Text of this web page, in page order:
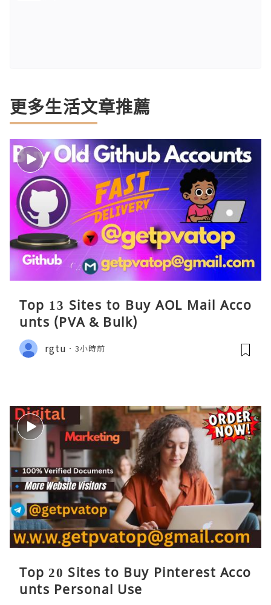
更多生活文章推薦
Top 13 Sites to Buy AOL Mail Acco
unts (PVA & Bulk)
rgtu 3小時前
Top 20 Sites to Buy Pinterest Acco
unts Personal Use